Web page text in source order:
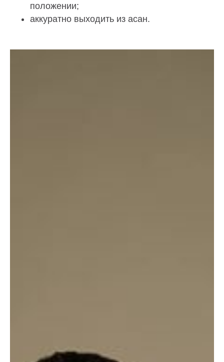
положении;
аккуратно выходить из асан.